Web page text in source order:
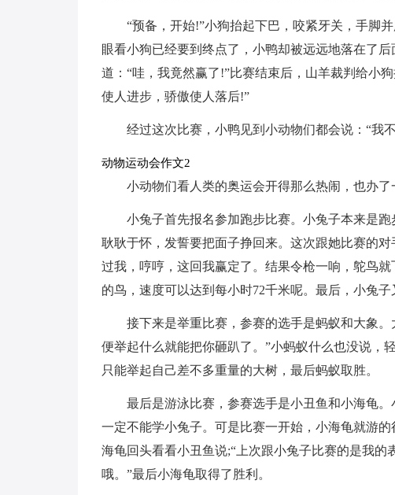
“预备，开始!”小狗抬起下巴，咬紧牙关，手脚
眼看小狗已经要到终点了，小鸭却被远远地落在了
道：“哇，我竟然赢了!”比赛结束后，山羊裁判给小
使人进步，骄傲使人落后!”
经过这次比赛，小鸭见到小动物们都会说：“我
动物运动会作文2
小动物们看人类的奥运会开得那么热闹，也办了
小兔子首先报名参加跑步比赛。小兔子本来是
耿耿于怀，发誓要把面子挣回来。这次跟她比赛的
过我，哼哼，这回我赢定了。结果令枪一响，鸵鸟
的鸟，速度可以达到每小时72千米呢。最后，小兔子
接下来是举重比赛，参赛的选手是蚂蚁和大象
便举起什么就能把你砸趴了。”小蚂蚁什么也没说，
只能举起自己差不多重量的大树，最后蚂蚁取胜。
最后是游泳比赛，参赛选手是小丑鱼和小海龟
一定不能学小兔子。可是比赛一开始，小海龟就游
海龟回头看看小丑鱼说;“上次跟小兔子比赛的是我
哦。”最后小海龟取得了胜利。